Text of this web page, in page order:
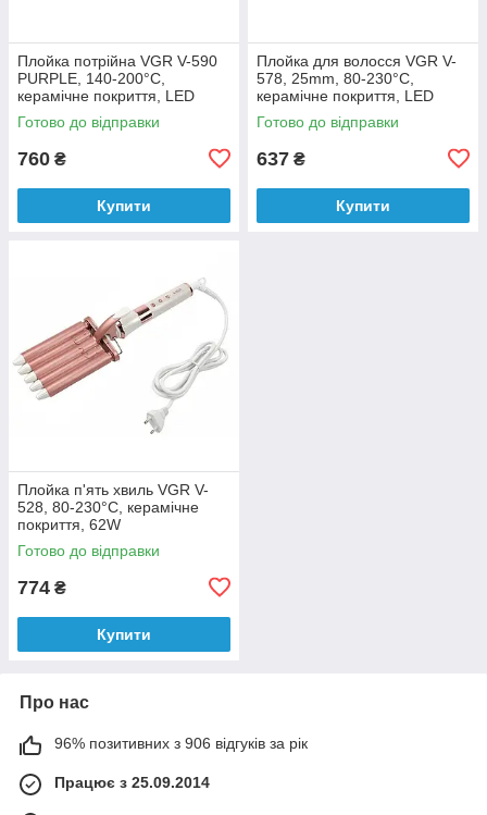
Плойка потрійна VGR V-590
PURPLE, 140-200°C,
керамічне покриття, LED
display, 130W
Готово до відправки
760 ₴
Купити
Плойка для волосся VGR V-
578, 25mm, 80-230°C,
керамічне покриття, LED
display, 35W
Готово до відправки
637 ₴
Купити
Плойка п'ять хвиль VGR V-
528, 80-230°C, керамічне
покриття, 62W
Готово до відправки
774 ₴
Купити
Про нас
96% позитивних з 906 відгуків за рік
Працює з 25.09.2014